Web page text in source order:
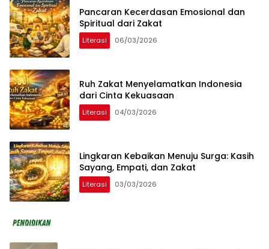
Pancaran Kecerdasan Emosional dan
Spiritual dari Zakat
Literasi 06/03/2026
Ruh Zakat Menyelamatkan Indonesia
dari Cinta Kekuasaan
Literasi 04/03/2026
Lingkaran Kebaikan Menuju Surga: Kasih
Sayang, Empati, dan Zakat
Literasi 03/03/2026